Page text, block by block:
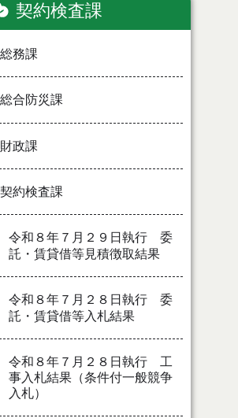
契約検査課
総務課
総合防災課
財政課
契約検査課
令和８年７月２９日執行 委
託・賃貸借等見積徴取結果
令和８年７月２８日執行 委
託・賃貸借等入札結果
令和８年７月２８日執行 工
事入札結果（条件付一般競争
入札）